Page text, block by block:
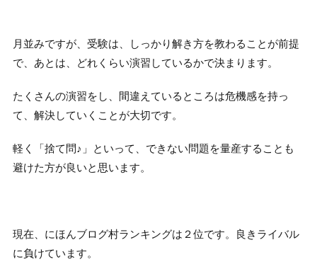
月並みですが、受験は、しっかり解き方を教わることが前提
で、あとは、どれくらい演習しているかで決まります。
たくさんの演習をし、間違えているところは危機感を持っ
て、解決していくことが大切です。
軽く「捨て問♪」といって、できない問題を量産することも
避けた方が良いと思います。
現在、にほんブログ村ランキングは２位です。良きライバル
に負けています。